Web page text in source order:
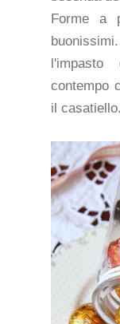
Forme a
contempo
il casatiello.